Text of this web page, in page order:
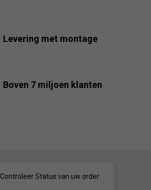
Levering met montage
Boven 7 miljoen klanten
ControleerStatus van uw order